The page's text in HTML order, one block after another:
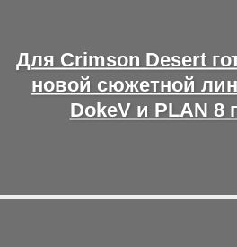
Для Crimson Desert
новой сюжетной
DokeV и PLAN 8